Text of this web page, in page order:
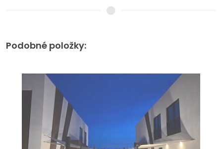
Podobné položky: